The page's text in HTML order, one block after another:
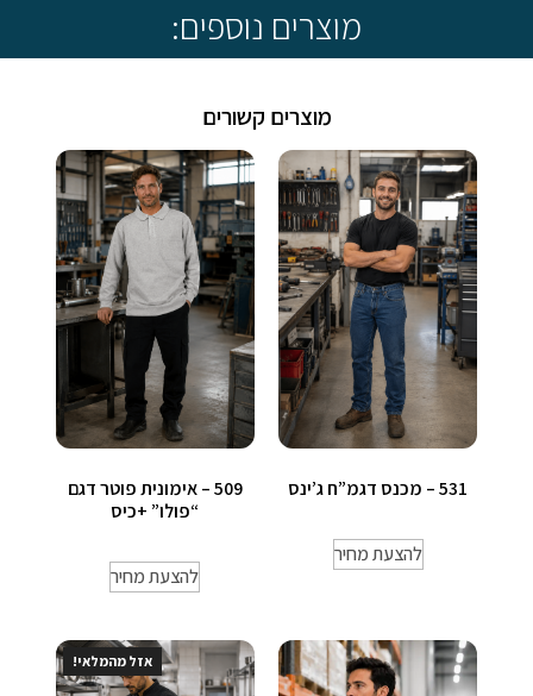
מוצרים נוספים:
מוצרים קשורים
531 – מכנס דגמ”ח ג’ינס
להצעת מחיר
509 – אימונית פוטר דגם
“פולו” +כיס
להצעת מחיר
אזל מהמלאי!